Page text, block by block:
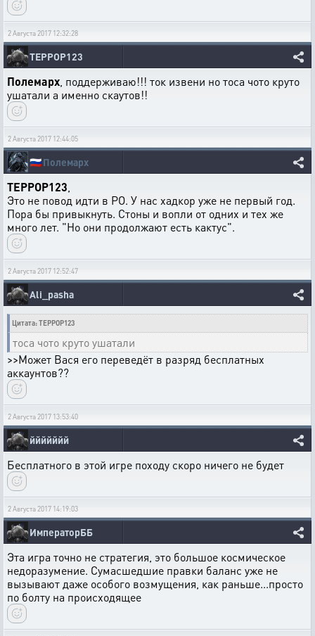
2 Августа 2017 12:32:28
ТЕРРОР123
Полемарх , поддерживаю!!! ток извени но тоса чото круто
ушатали а именно скаутов!!
2 Августа 2017 12:44:05
🇷🇺Полемарх
ТЕРРОР123
Это не повод идти в РО. У нас хадкор уже не первый год.
Пора бы привыкнуть. Стоны и вопли от одних и тех же
много лет. "Но они продолжают есть кактус".
2 Августа 2017 12:52:47
Ali_pasha
Цитата: ТЕРРОР123
тоса чото круто ушатали
>>Может Вася его переведёт в разряд бесплатных
аккаунтов??
2 Августа 2017 13:53:40
ййййййй
Бесплатного в этой игре походу скоро ничего не будет
2 Августа 2017 14:19:03
ИмператорББ
Эта игра точно не стратегия, это большое космическое
недоразумение. Сумасшедшие правки баланс уже не
вызывают даже особого возмущения, как раньше...просто
по болту на происходящее